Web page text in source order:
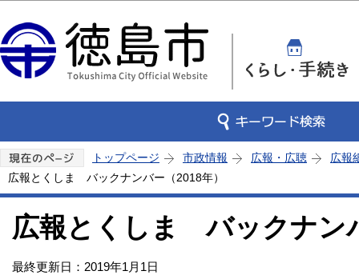
トップページ 市政情報 広報・広聴
広報
広報とくしま バックナンバー（2018年）
広報とくしま バックナン
最終更新日：2019年1月1日